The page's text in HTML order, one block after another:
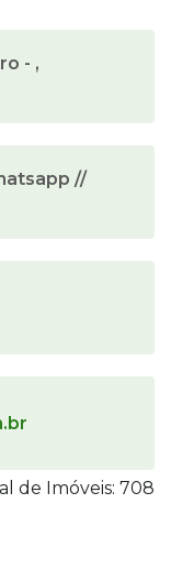
- ,
//
de Imóveis: 708